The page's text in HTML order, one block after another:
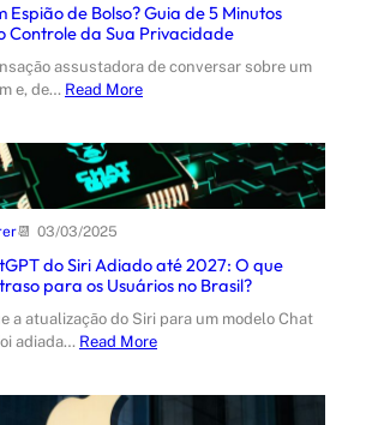
Espião de Bolso? Guia de 5 Minutos
Controle da Sua Privacidade
assustadora de conversar sobre um
e, de… Read More
03/03/2025
do Siri Adiado até 2027: O que
para os Usuários no Brasil?
a atualização do Siri para um modelo Chat
adiada… Read More